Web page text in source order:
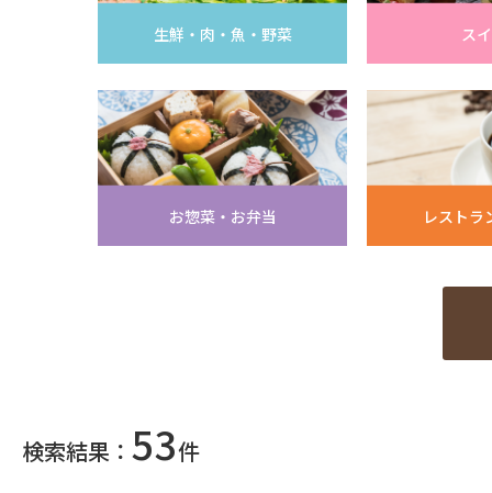
生鮮・肉・魚・野菜 ス
お惣菜・お弁当 レストラ
検索結果： 53件